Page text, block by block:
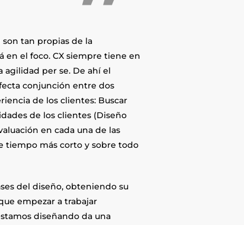
tan propias de la
en el foco. CX siempre tiene en
per se. De ahí el
conjunción entre dos
de los clientes: Buscar
de los clientes (Diseño
en cada una de las
tiempo más corto y sobre todo
del diseño, obteniendo su
empezar a trabajar
diseñando da una